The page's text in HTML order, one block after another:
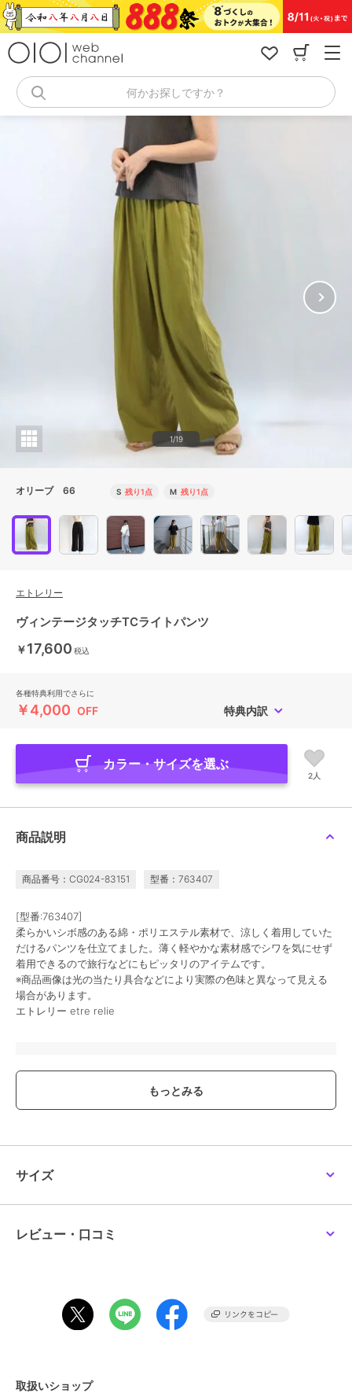
コ
ン
キ
何かお探しですか？
1/19
オリーブ 66 S 残り1点 M 残り1点
エトレリー
ヴィンテージタッチTCライトパンツ
￥17,600 税込
各種特典利用でさらに
￥4,000 OFF 特典内訳
カラー・サイズを選ぶ
2人
商品説明
商品番号：CG024-83151 型番：763407
[型番:763407]
柔らかいシボ感のある綿・ポリエステル素材で、涼しく着用していた
だけるパンツを仕立てました。薄く軽やかな素材感でシワを気にせず
着用できるので旅行などにもピッタリのアイテムです。
※商品画像は光の当たり具合などにより実際の色味と異なって見える
場合があります。
エトレリー etre relie
エトレリー
商品カテゴリ パンツ ／その他パンツ
カラー
素材
サイズ
レビュー・口コミ
取扱いショップ